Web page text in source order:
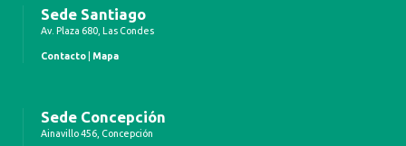
Sede Santiago
Av. Plaza 680, Las Condes
Contacto Mapa
Sede Concepción
Ainavillo 456, Concepción